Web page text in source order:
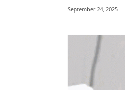
September 24, 2025